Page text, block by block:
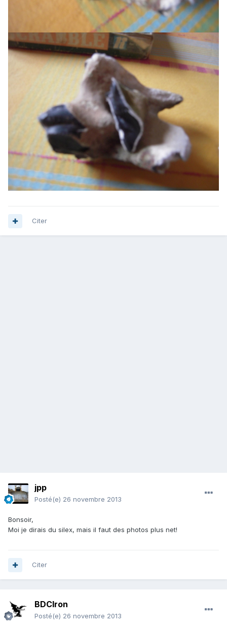
Citer
jpp
Posté(e) 26 novembre 2013
Bonsoir,
Moi je dirais du silex, mais il faut des photos plus net!
Citer
BDCIron
Posté(e) 26 novembre 2013